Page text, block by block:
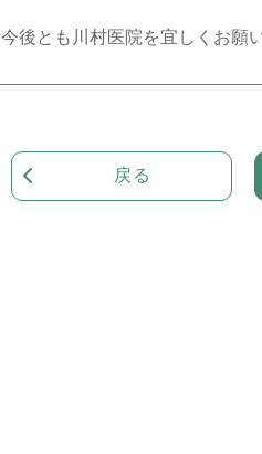
今後とも川村医院を宜しくお願
戻る